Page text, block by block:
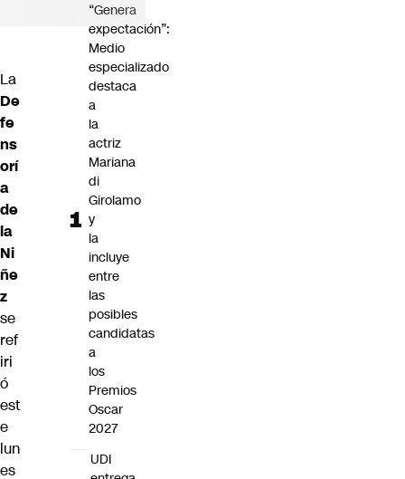
La
De
fe
ns
orí
a
de
la
Ni
ñe
z
se
ref
iri
ó
est
e
lun
es
“Genera
expectación”:
Medio
especializado
destaca
a
la
actriz
Mariana
di
Girolamo
y
la
incluye
entre
las
posibles
candidatas
a
los
Premios
Oscar
2027
UDI